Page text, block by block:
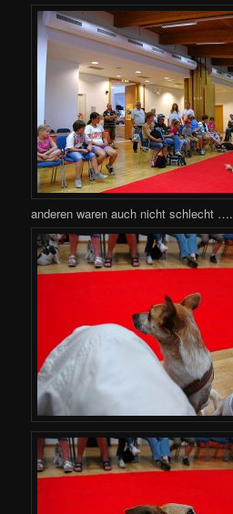
anderen waren auch nicht schlecht ….